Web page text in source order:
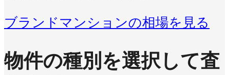
ブランドマンションの相場を見る
物件の種別を選択して査